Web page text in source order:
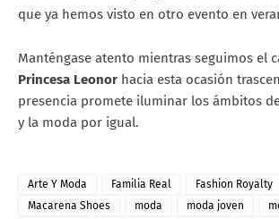
que ya hemos visto en otro evento en
Manténgase atento mientras seguimos el
Princesa Leonor hacia esta ocasión
presencia promete iluminar los ámbitos
y la moda por igual.
Arte Y Moda Familia Real Fashion Royalty
Macarena Shoes
moda moda joven